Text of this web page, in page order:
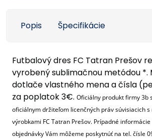
Popis Špecifikácie
Futbalový dres FC Tatran Prešov
vyrobený sublimačnou metódou *.
dotlače vlastného mena a čísla
za poplatok 3€. Oficiálny produkt firmy 3b
oficiálnym držiteľom licenčných práv súvisiacich
výrobkami FC Tatran Prešov. Prípadné
objednávky Vám môžeme poskytnúť na tel. čísle